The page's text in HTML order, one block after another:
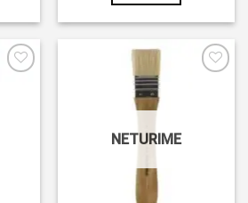
NETURIME